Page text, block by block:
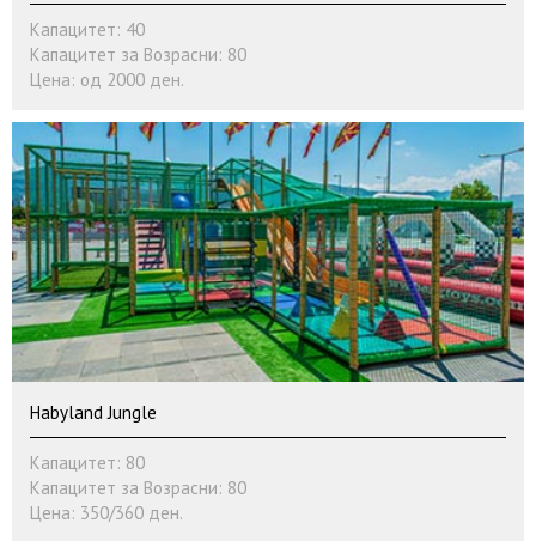
Капацитет: 40
Капацитет за Возрасни: 80
Цена: од 2000 ден.
Habyland Jungle
Капацитет: 80
Капацитет за Возрасни: 80
Цена: 350/360 ден.